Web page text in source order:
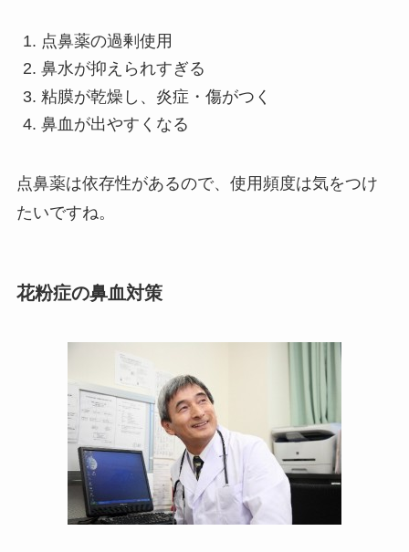
点鼻薬の過剰使用
鼻水が抑えられすぎる
粘膜が乾燥し、炎症・傷がつく
鼻血が出やすくなる
点鼻薬は依存性があるので、使用頻度は気をつけ
たいですね。
花粉症の鼻血対策